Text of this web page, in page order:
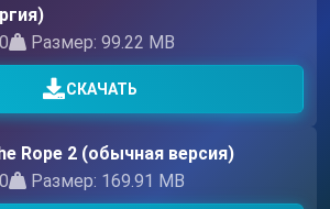
Размер: 99.22 MB
СКАЧАТЬ
Rope 2 (обычная версия)
Размер: 169.91 MB